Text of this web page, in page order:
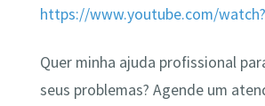
https://www.youtube.com/
Quer minha ajuda profissional
seus problemas? Agende um